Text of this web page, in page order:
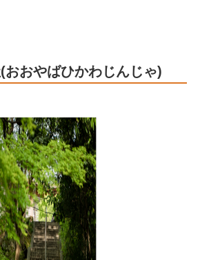
おおやばひかわじんじゃ)